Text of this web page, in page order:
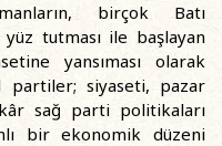
birçok Batı
tutması ile başlayan
yansıması olarak
partiler; siyaseti, pazar
sağ parti politikaları
bir ekonomik düzeni